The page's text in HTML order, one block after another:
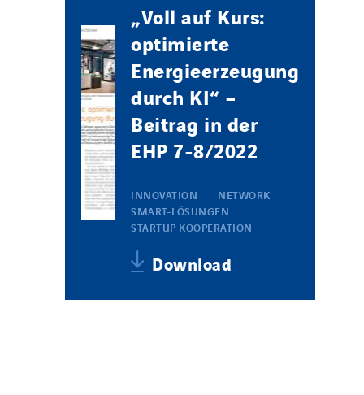
„Voll auf Kurs:
optimierte
Energieerzeugung
durch KI“ –
Beitrag in der
EHP 7-8/2022
INNOVATION
NETWORK
SMART-LÖSUNGEN
STARTUP KOOPERATION
Download